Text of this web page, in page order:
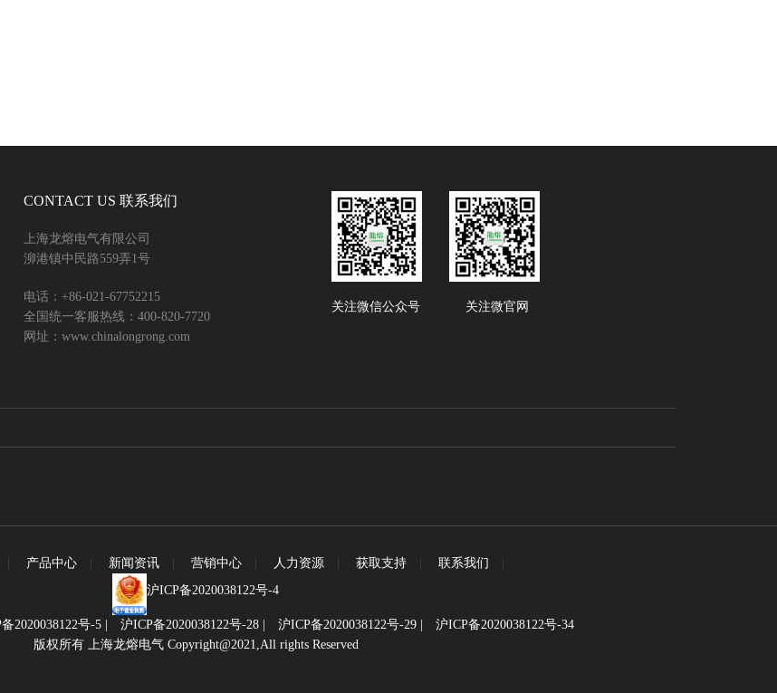
CONTACT US 联系我们
上海龙熔电气有限公司
泖港镇中民路559弄1号
电话：+86-021-67752215
全国统一客服热线：400-820-7720
网址：www.chinalongrong.com
关注微信公众号 关注微官网
产品中心 新闻资讯 营销中心 人力资源 获取支持 联系我们
沪ICP备2020038122号-4
2020038122号-5| 沪ICP备2020038122号-28| 沪ICP备2020038122号-29| 沪ICP备2020038122号-34
版权所有 上海龙熔电气 Copyright@2021,All rights Reserved